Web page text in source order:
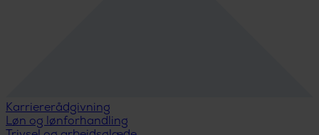
Karriererådgivning
Løn og lønforhandling